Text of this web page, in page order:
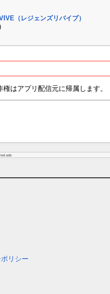
（レジェンズリバイブ）
はアプリ配信元に帰属します。
ads
リシー